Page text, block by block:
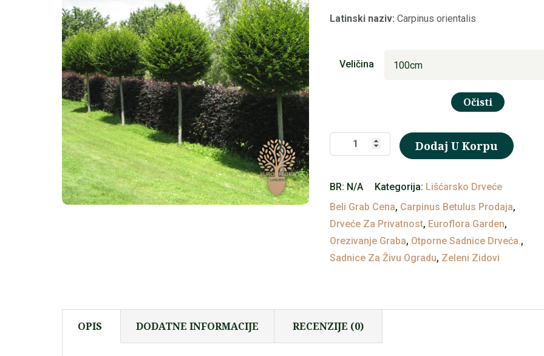
Latinski naziv: Carpinus orientalis
Veličina
Očisti
grab
Dodaj U Korpu
BR: N/A Kategorija: Lišćarsko Drveće
Beli Grab Cena, Carpinus Betulus Prodaja,
Drveće Za Privatnost, Euroflora Garden,
Orezivanje Graba, Otporne Sadnice Drveća.,
Sadnice Za Živu Ogradu, Zeleni Zidovi
OPIS DODATNE INFORMACIJE RECENZIJE (0)